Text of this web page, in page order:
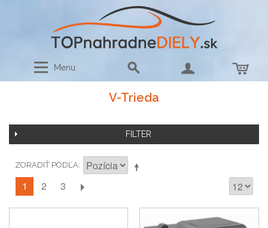
Menu
V-Trieda
FILTER
ZORADIŤ PODĽA
1 2 3